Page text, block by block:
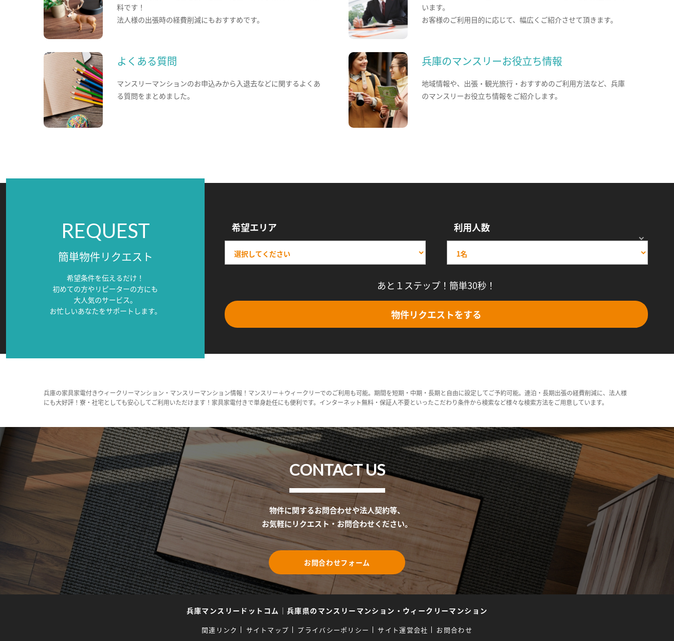
料です！
法人様の出張時の経費削減にもおすすめです。
います。
お客様のご利用目的に応じて、幅広くご紹介させて頂きます。
よくある質問
マンスリーマンションのお申込みから入退去などに関するよくあ
る質問をまとめました。
兵庫のマンスリーお役立ち情報
地域情報や、出張・観光旅行・おすすめのご利用方法など、兵庫
のマンスリーお役立ち情報をご紹介します。
REQUEST
簡単物件リクエスト
希望条件を伝えるだけ！
初めての方やリピーターの方にも
大人気のサービス。
お忙しいあなたをサポートします。
希望エリア 利用人数
あと１ステップ！簡単30秒！
物件リクエストをする
兵庫の家具家電付きウィークリーマンション・マンスリーマンション情報！マンスリー＋ウィークリーでのご利用も可能。期間を短期・中期・長期と自由に設定してご予約可能。連泊・長期出張の経費削減に、法人様
にも大好評！寮・社宅としても安心してご利用いただけます！家具家電付きで単身赴任にも便利です。インターネット無料・保証人不要といったこだわり条件から検索など様々な検索方法をご用意しています。
CONTACT US
物件に関するお問合わせや法人契約等、
お気軽にリクエスト・お問合わせください。
お問合わせフォーム
兵庫マンスリードットコム ｜ 兵庫県のマンスリーマンション・ウィークリーマンション
関連リンク サイトマップ プライバシーポリシー サイト運営会社 お問合わせ